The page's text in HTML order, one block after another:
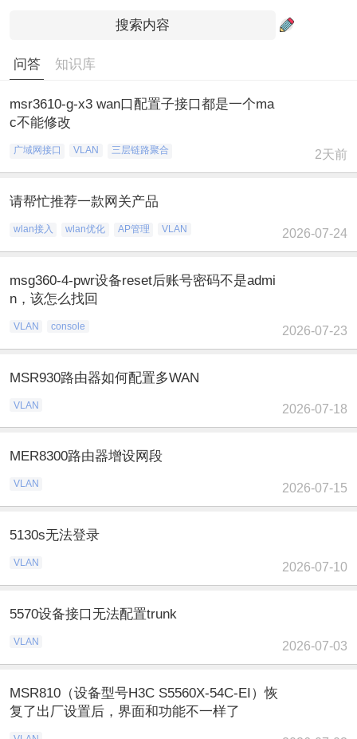
问答 知识库
msr3610-g-x3 wan口配置子接口都是一个ma
c不能修改
广域网接口 VLAN 三层链路聚合 2天前
请帮忙推荐一款网关产品
wlan接入 wlan优化 AP管理 VLAN 2026-07-24
msg360-4-pwr设备reset后账号密码不是admi
n，该怎么找回
VLAN console 2026-07-23
MSR930路由器如何配置多WAN
VLAN 2026-07-18
MER8300路由器增设网段
VLAN 2026-07-15
5130s无法登录
VLAN 2026-07-10
5570设备接口无法配置trunk
VLAN 2026-07-03
MSR810（设备型号H3C S5560X-54C-EI）恢
复了出厂设置后，界面和功能不一样了